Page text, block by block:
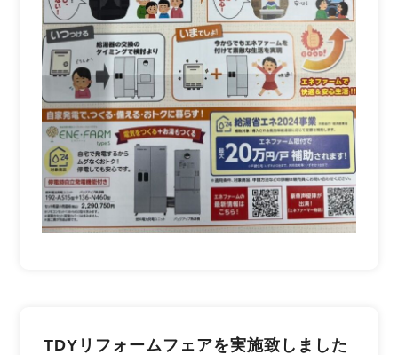
TDYリフォームフェアを実施致しました